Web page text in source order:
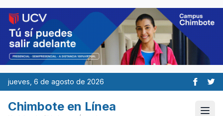
jueves, 6 de agosto de 2026
Chimbote en Línea